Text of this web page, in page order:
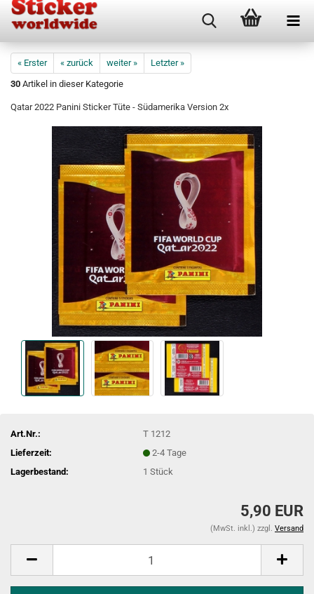
« Erster « zurück weiter »
Letzter »
30 Artikel in dieser Kategorie
Qatar 2022 Panini Sticker Tüte - Südamerika Version 2x
Art.Nr.:
T 1212
Lieferzeit:
2-4 Tage
Lagerbestand:
1Stück
5,90 EUR
(MwSt. inkl.) zzgl. Versand